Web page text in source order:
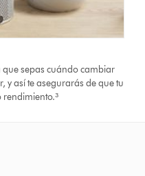
sepas cuándo cambiar
y así te asegurarás de que tu